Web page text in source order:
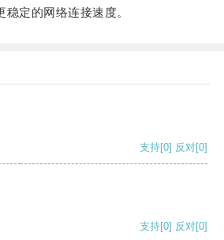
定的网络连接速度。
支持[0] 反对[0]
支持[0] 反对[0]